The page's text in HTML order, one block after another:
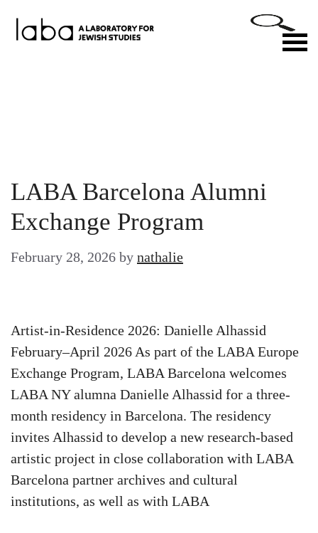
LABA Barcelona Alumni
Exchange Program
February 28, 2026 by nathalie
Artist-in-Residence 2026: Danielle Alhassid
February–April 2026 As part of the LABA Europe
Exchange Program, LABA Barcelona welcomes
LABA NY alumna Danielle Alhassid for a three-
month residency in Barcelona. The residency
invites Alhassid to develop a new research-based
artistic project in close collaboration with LABA
Barcelona partner archives and cultural
institutions, as well as with LABA